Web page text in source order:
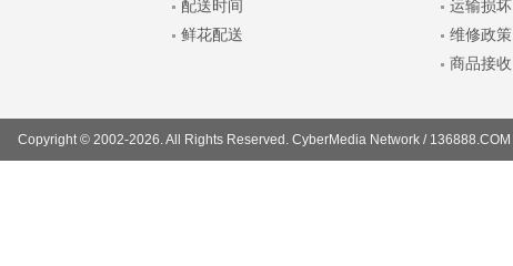
配送时间
鲜花配送
运输损坏
维修政策
商品接收
Copyright © 2002-2026. All Rights Reserved. CyberMedia Network / 136888.COM